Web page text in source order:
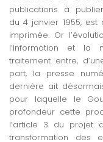
publications à
du 4 janvier 1955,
imprimée. Or
l’information et la
traitement entre,
part, la presse
dernière ait
pour laquelle le
profondeur cette
l’article 3 du
transformation des